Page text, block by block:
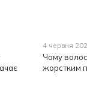
4 червня
Чому
жорстким